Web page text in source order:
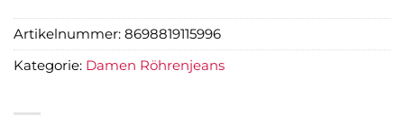
Artikelnummer: 8698819115996
Kategorie: Damen Röhrenjeans